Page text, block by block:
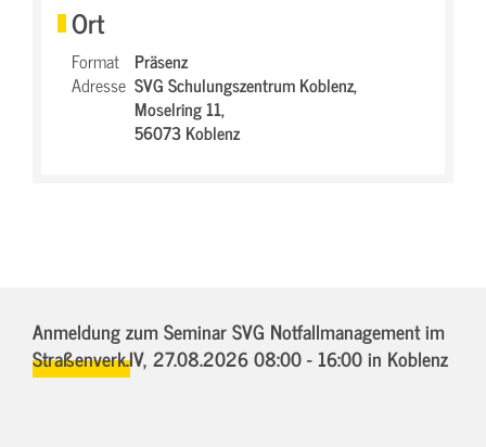
Ort
Format Präsenz
Adresse SVG Schulungszentrum Koblenz,
Moselring 11,
56073 Koblenz
Anmeldung zum Seminar SVG Notfallmanagement im
Straßenverk.IV, 27.08.2026 08:00 - 16:00in Koblenz